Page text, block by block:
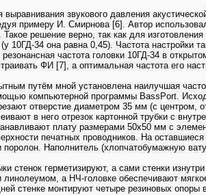
выравнивания звукового давления
примеру И. Смирнова [6]. Автор
решение верно, так как для
10ГД-34 она равна 0,45). Частота настройки
резонансная частота головки 10ГД-34 в
ФИ [7], а оптимальная частота его
путём мной установлена наилучшая
компьютерной программы BassPort.
отверстие диаметром 35 мм (с центром,
в него отрезок картонной трубки с
плату размерами 50x50 мм с
печатных проводников. На
поролон. Наполнитель (хлопчатобумажную
стенок герметизируют, а сами стенки
линолеумом, а НЧ-головке обеспечивают
стенке монтируют четыре резиновых